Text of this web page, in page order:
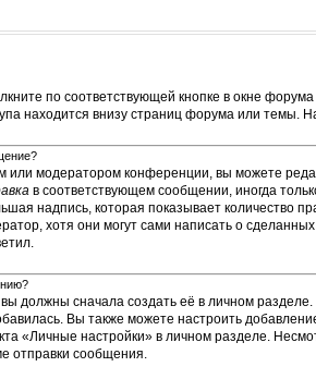
по соответствующей кнопке в окне
находится внизу страниц форума или темы.
или модератором конференции, вы можете
в соответствующем сообщении, иногда
надпись, которая показывает количество
хотя они могут сами написать о
должны сначала создать её в личном
Вы также можете настроить
«Личные настройки» в личном разделе.
отправки сообщения.